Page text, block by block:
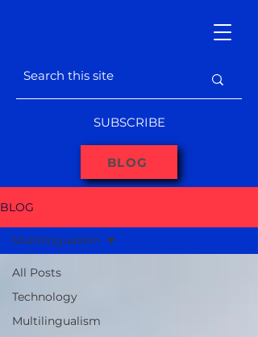
BLOG
SUBSCRIBE
BLOG
All Posts
Technology
Multilingualism
Multilingualism